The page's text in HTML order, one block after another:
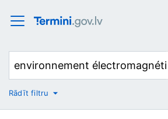
No
Rādīt filtru